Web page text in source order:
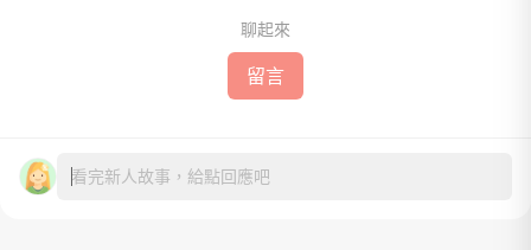
聊起來
留言
看完新人故事，給點回應吧